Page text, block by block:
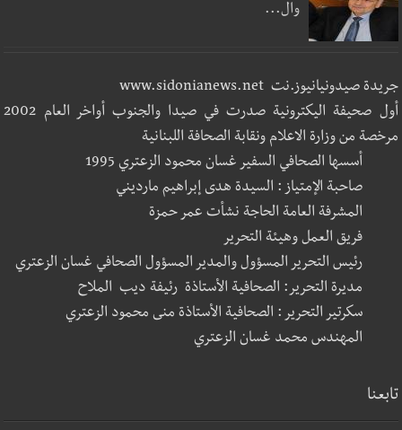
وال...
جريدة صيدونيانيوز.نت www.sidonianews.net
أول صحيفة اليكترونية صدرت في صيدا والجنوب أواخر العام 2002
مرخصة من وزارة الاعلام ونقابة الصحافة اللبنانية
أسسها الصحافي السفير غسان محمود الزعتري 1995
صاحبة الإمتياز : السيدة هدى إبراهيم مارديني
المشرفة العامة الحاجة نشأت عمر حمزة
فريق العمل وهيئة التحرير
رئيس التحرير المسؤول والمدير المسؤول الصحافي غسان الزعتري
مديرة التحرير: الصحافية الأستاذة رئيفة ديب الملاح
سكرتير التحرير : الصحافية الأستاذة منى محمود الزعتري
المهندس محمد غسان الزعتري
تابعنا